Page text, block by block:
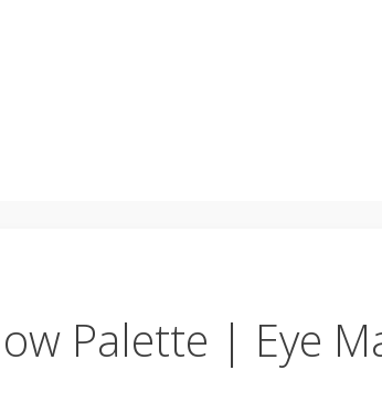
Palette | Eye